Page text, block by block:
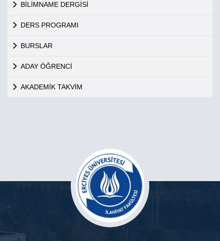
BİLİMNAME DERGİSİ
DERS PROGRAMI
BURSLAR
ADAY ÖĞRENCİ
AKADEMİK TAKVİM